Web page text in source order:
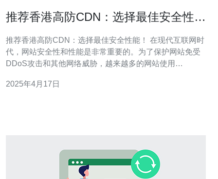
推荐香港高防CDN：选择最佳安全性
推荐香港高防CDN：选择最佳安全性能！ 在现代互联网时
代，网站安全性和性能是非常重要的。为了保护网站免受
DDoS攻击和其他网络威胁，越来越多的网站使用
的CDN服务提供商中，香港高防CDN是一个备受推荐的选
2025年4月17日